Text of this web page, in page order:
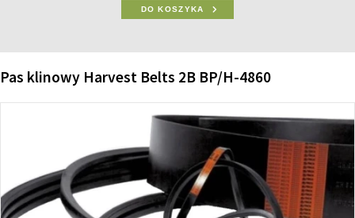
DO KOSZYKA
Pas klinowy Harvest Belts 2B BP/H-4860